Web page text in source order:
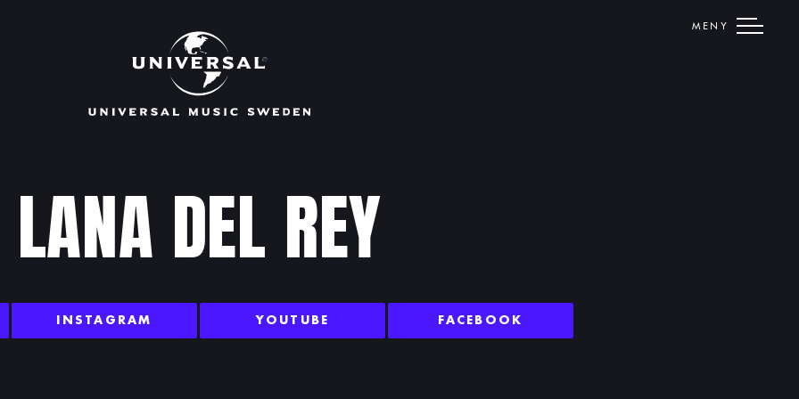
MENY
LANA DEL REY
INSTAGRAM YOUTUBE FACEBOOK